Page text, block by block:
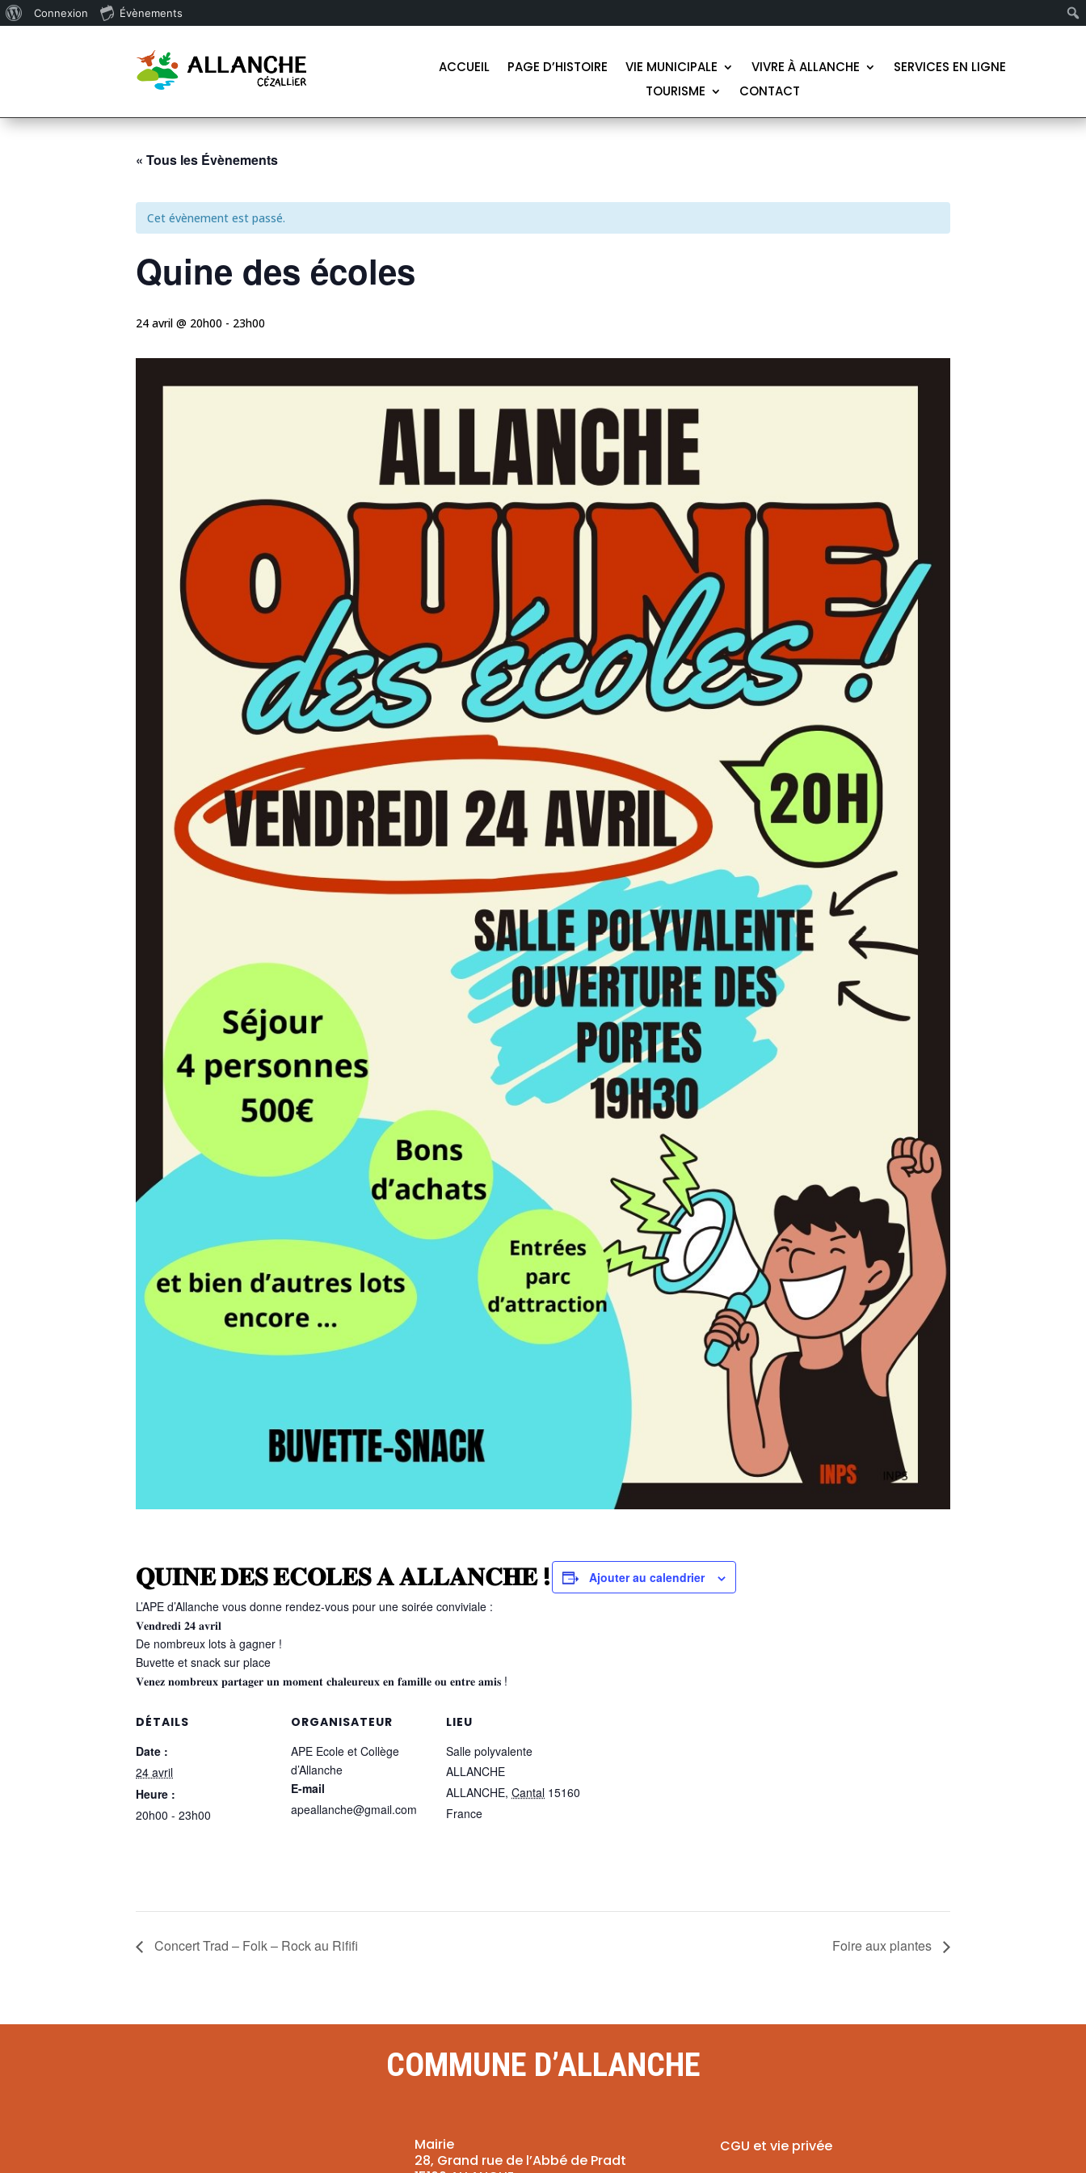
ACCUEIL PAGE D’HISTOIRE VIE MUNICIPALE VIVRE À ALLANCHE
SERVICES EN LIGNE
TOURISME
CONTACT
« Tous les Évènements
Cet évènement est passé.
Quine des écoles
24 avril @ 20h00 - 23h00
𝐐𝐔𝐈𝐍𝐄 𝐃𝐄𝐒 𝐄𝐂𝐎𝐋𝐄𝐒 𝐀 𝐀𝐋𝐋𝐀𝐍𝐂𝐇𝐄 !
L’APE d’Allanche vous donne rendez-vous pour une soirée conviviale :
𝐕𝐞𝐧𝐝𝐫𝐞𝐝𝐢 𝟐𝟒 𝐚𝐯𝐫𝐢𝐥
De nombreux lots à gagner !
Buvette et snack sur place
𝐕𝐞𝐧𝐞𝐳 𝐧𝐨𝐦𝐛𝐫𝐞𝐮𝐱 𝐩𝐚𝐫𝐭𝐚𝐠𝐞𝐫 𝐮𝐧 𝐦𝐨𝐦𝐞𝐧𝐭 𝐜𝐡𝐚𝐥𝐞𝐮𝐫𝐞𝐮𝐱 𝐞𝐧 𝐟𝐚𝐦𝐢𝐥𝐥𝐞 𝐨𝐮 𝐞𝐧𝐭𝐫𝐞 𝐚𝐦𝐢𝐬 !
Ajouter au calendrier
DÉTAILS
Date :
24 avril
Heure :
20h00 - 23h00
ORGANISATEUR
APE Ecole et Collège
d’Allanche
E-mail
apeallanche@gmail.com
LIEU
Salle polyvalente
ALLANCHE
ALLANCHE, Cantal 15160
France
Concert Trad – Folk – Rock au Rififi Foire aux plantes
COMMUNE D’ALLANCHE
Mairie
28, Grand rue de l’Abbé de Pradt
CGU et vie privée
Connexion Évènements